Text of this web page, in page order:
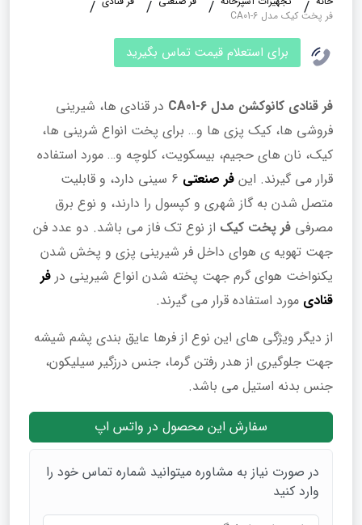
فر پخت کیک مدل CA01-6
برای استعلام قیمت تماس بگیرید
فر قنادی کانوکشن مدل CA01-6
در قنادی ها، شیرینی
فروشی ها، کیک پزی ها و… برای پخت انواع شرینی ها،
کیک، نان های حجیم، بیسکویت، کلوچه و… مورد استفاده
قرار می گیرند. این فر صنعتی
6 سینی دارد، و قابلیت
متصل شدن به گاز شهری و کپسول را دارند، و نوع برق
مصرفی فر پخت کیک از نوع تک فاز می باشد. دو عدد فن
جهت تهویه ی هوای داخل فر شیرینی پزی و پخش شدن
یکنواخت هوای گرم جهت پخته شدن انواع شیرینی در فر
قنادی مورد استفاده قرار می گیرند.
از دیگر ویژگی های این نوع از فرها عایق بندی پشم شیشه
جهت جلوگیری از هدر رفتن گرما، جنس درزگیر سیلیکون،
جنس بدنه استیل می باشد.
سفارش این محصول در واتس اپ
در صورت نیاز به مشاوره میتوانید شماره تماس خود را
وارد کنید